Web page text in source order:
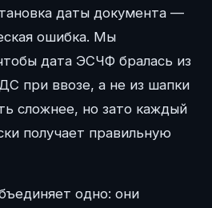
даты документа —
ошибка. Мы
дата ЭСЧФ бралась из
при ввозе, а не из шапки
сложнее, но зато каждый
получает правильную
одно: они